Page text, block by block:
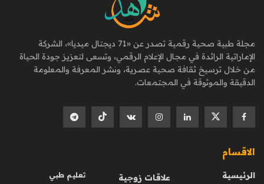
مجلة طبية صحية رقمية تصدر عن «71 ديجتال ميديا»، الشركة
الإماراتية الرائدة في مجال الإعلام الرقمي، وتسعى لتعزيز جودة الحياة
من خلال ترسيخ ثقافة صحية عصرية، ونشر المعرفة والمعلومة
الدقيقة والموثوقة في المجتمعات.
الاقسام
الرئيسية
علاقات زوجية
تعليم طبي